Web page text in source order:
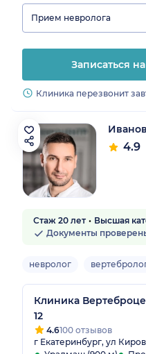
Прием невролога
Записаться
Клиника перезвонит
4.9
Стаж 20 лет
Высшая
Документы
невролог
Клиника
12
4.6100 отзывов
г Екатеринбург, ул